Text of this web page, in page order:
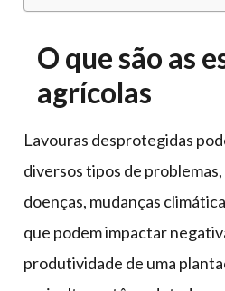
O que são as
agrícolas
Lavouras desprotegidas
diversos tipos de
doenças, mudanças
que podem impactar
produtividade de uma